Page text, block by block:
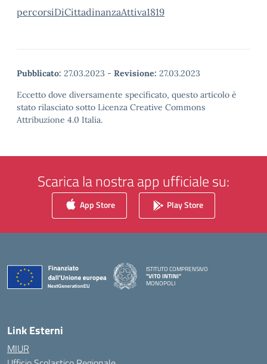
percorsiDiCittadinanzaAttiva1819
Pubblicato: 27.03.2023 - Revisione: 27.03.2023
Eccetto dove diversamente specificato, questo articolo è
stato rilasciato sotto Licenza Creative Commons
Attribuzione 4.0 Italia.
Scarica la nostra app ufficiale su:
App Store Play Store
ISTITUTO COMPRENSIVO
"VITO INTINI"
MONOPOLI
Link Esterni
MIUR